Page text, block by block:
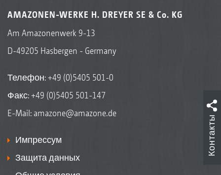
AMAZONEN-WERKE H. DREYER SE & Co. KG
Am Amazonenwerk 9-13
D-49205 Hasbergen - Germany
Телефон:+49 (0)5405 501-0
Факс: +49 (0)5405 501-147
E-Mail: amazone@amazone.de
Импрессум
Защита данных
Контакты